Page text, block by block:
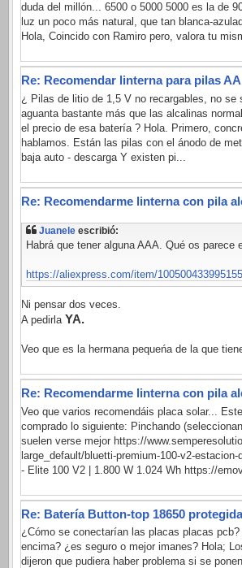
duda del millón... 6500 o 5000 5000 es la de
luz un poco más natural, que tan blanca-
Hola, Coincido con Ramiro pero, valora tu
Re: Recomendar linterna para pilas AA
¿ Pilas de litio de 1,5 V no recargables, no se
aguanta bastante más que las alcalinas
el precio de esa batería ? Hola. Primero,
hablamos. Están las pilas con el ánodo de
baja auto - descarga Y existen pi...
Re: Recomendarme linterna con pila
Juanele escribió:
Habrá que tener alguna AAA. Qué os parece
https://aliexpress.com/item/
Ni pensar dos veces.
A pedirla YA.
Veo que es la hermana pequeńa de la que
Re: Recomendarme linterna con pila
Veo que varios recomendáis placa solar...
comprado lo siguiente: Pinchando
suelen verse mejor https://
large_default/bluetti-premium-100-v2-estacion-
- Elite 100 V2 | 1.800 W 1.024 Wh https://
Re: Batería Button-top 18650 protegida
¿Cómo se conectarían las placas placas
encima? ¿es seguro o mejor imanes? Hola;
dijeron que pudiera haber problema si se